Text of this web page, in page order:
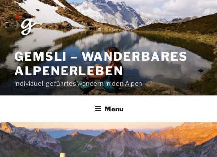
Skip
to
content
GEMSLI – WANDERBARES
ALPENERLEBEN
individuell geführtes wandern in den Alpen
Menu